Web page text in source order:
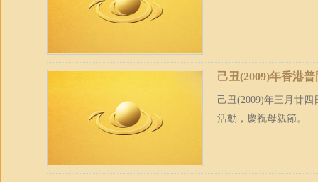
己丑(2009)年香港
己丑(2009)年三月廿
活動，慶祝母親節。